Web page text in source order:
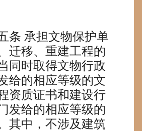
条 承担文物保护单
迁移、重建工程的
同时取得文物行政
给的相应等级的文
资质证书和建设行
发给的相应等级的
其中，不涉及建筑